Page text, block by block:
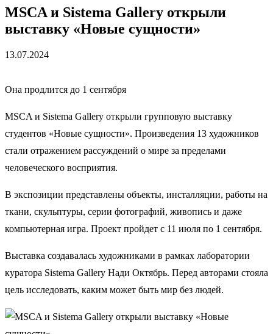
MSCA и Sistema Gallery открыли
выставку «Новые сущности»
13.07.2024
Она продлится до 1 сентября
MSCA и Sistema Gallery открыли групповую выставку
студентов «Новые сущности». Произведения 13 художников
стали отражением рассуждений о мире за пределами
человеческого восприятия.
В экспозиции представлены объекты, инсталляции, работы на
ткани, скульптуры, серии фотографий, живопись и даже
компьютерная игра. Проект пройдет с 11 июля по 1 сентября.
Выставка создавалась художниками в рамках лаборатории
куратора Sistema Gallery Нади Октябрь. Перед авторами стояла
цель исследовать, каким может быть мир без людей.